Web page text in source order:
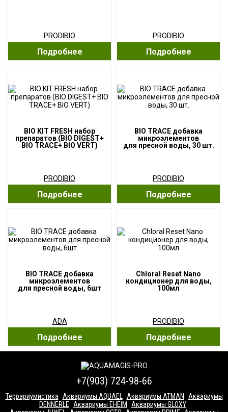
PRODIBIO
Подробнее
PRODIBIO
Подробнее
BIO KIT FRESH набор
препаратов (BIO DIGEST+
BIO TRACE+ BIO VERT)
PRODIBIO
Подробнее
BIO TRACE добавка
микроэлементов
для пресной воды, 30 шт.
PRODIBIO
Подробнее
BIO TRACE добавка
микроэлементов
для пресной воды, 6шт
ADA
Подробнее
Chloral Reset Nano
кондиционер для воды,
100мл
PRODIBIO
Подробнее
+7(903) 724-98-66
Террариумистика Аквариумы AQUAEL Аквариумы ATMAN
Аквариумы
DENNERLE
Аквариумы EHEIM
Аквариумы GLOXY